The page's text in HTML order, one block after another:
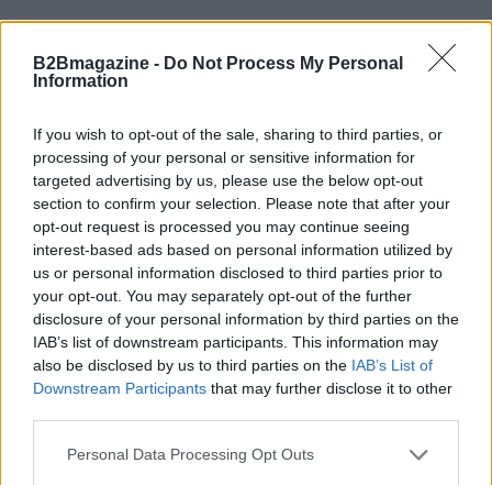
B2Bmagazine - Do Not Process My Personal
Information
If you wish to opt-out of the sale, sharing to third parties, or
processing of your personal or sensitive information for
targeted advertising by us, please use the below opt-out
section to confirm your selection. Please note that after your
opt-out request is processed you may continue seeing
interest-based ads based on personal information utilized by
us or personal information disclosed to third parties prior to
your opt-out. You may separately opt-out of the further
disclosure of your personal information by third parties on the
IAB’s list of downstream participants. This information may
also be disclosed by us to third parties on the IAB’s List of
Downstream Participants that may further disclose it to other
Please note that this website/app uses one or more Google
Personal Data Processing Opt Outs
Continua a leggere
B2B NEWS